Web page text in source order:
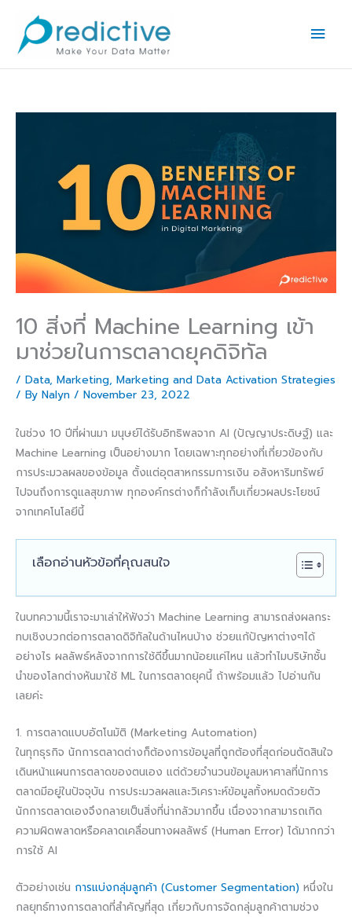
content
10 สิ่งที่ Machine Learning เข้า
มาช่วยในการตลาดยุคดิจิทัล
/ Data, Marketing, Marketing and Data Activation Strategies
/ By Nalyn / November 23, 2022
ในช่วง 10 ปีที่ผ่านมา มนุษย์ได้รับอิทธิพลจาก AI (ปัญญาประดิษฐ์) และ
Machine Learning เป็นอย่างมาก โดยเฉพาะทุกอย่างที่เกี่ยวข้องกับ
การประมวลผลของข้อมูล ตั้งแต่อุตสาหกรรมการเงิน อสังหาริมทรัพย์
ไปจนถึงการดูแลสุขภาพ ทุกองค์กรต่างก็กำลังเก็บเกี่ยวผลประโยชน์
จากเทคโนโลยีนี้
เลือกอ่านหัวข้อที่คุณสนใจ
ในบทความนี้เราจะมาเล่าให้ฟังว่า Machine Learning สามารถส่งผลกระ
ทบเชิงบวกต่อการตลาดดิจิทัลในด้านไหนบ้าง ช่วยแก้ปัญหาต่างๆได้
อย่างไร ผลลัพธ์หลังจากการใช้ดีขึ้นมากน้อยแค่ไหน แล้วทำไมบริษัทชั้น
นำของโลกต่างหันมาใช้ ML ในการตลาดยุคนี้ ถ้าพร้อมแล้ว ไปอ่านกัน
เลยค่ะ
1. การตลาดแบบอัตโนมัติ (Marketing Automation)
ในทุกธุรกิจ นักการตลาดต่างก็ต้องการข้อมูลที่ถูกต้องที่สุดก่อนตัดสินใจ
เดินหน้าแผนการตลาดของตนเอง แต่ด้วยจำนวนข้อมูลมหาศาลที่นักการ
ตลาดมีอยู่ในปัจจุบัน การประมวลผลและวิเคราะห์ข้อมูลทั้งหมดด้วยตัว
นักการตลาดเองจึงกลายเป็นสิ่งที่น่ากลัวมากขึ้น เนื่องจากสามารถเกิด
ความผิดพลาดหรือคลาดเคลื่อนทางผลลัพธ์ (Human Error) ได้มากกว่า
การใช้ AI
ตัวอย่างเช่น การแบ่งกลุ่มลูกค้า (Customer Segmentation) หนึ่งใน
กลยุทธ์ทางการตลาดที่สำคัญที่สุด เกี่ยวกับการจัดกลุ่มลูกค้าตามช่วง